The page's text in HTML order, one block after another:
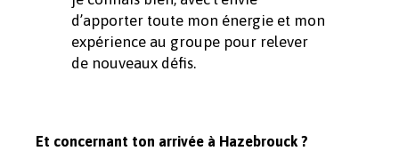
d’apporter toute mon énergie et mon
expérience au groupe pour relever
de nouveaux défis.
Et concernant ton arrivée à Hazebrouck ?